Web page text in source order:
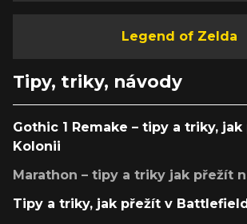
Legend of Zelda
Tipy, triky, návody
Gothic 1 Remake – tipy a triky,
Kolonii
Marathon – tipy a triky jak přežít
Tipy a triky, jak přežít v